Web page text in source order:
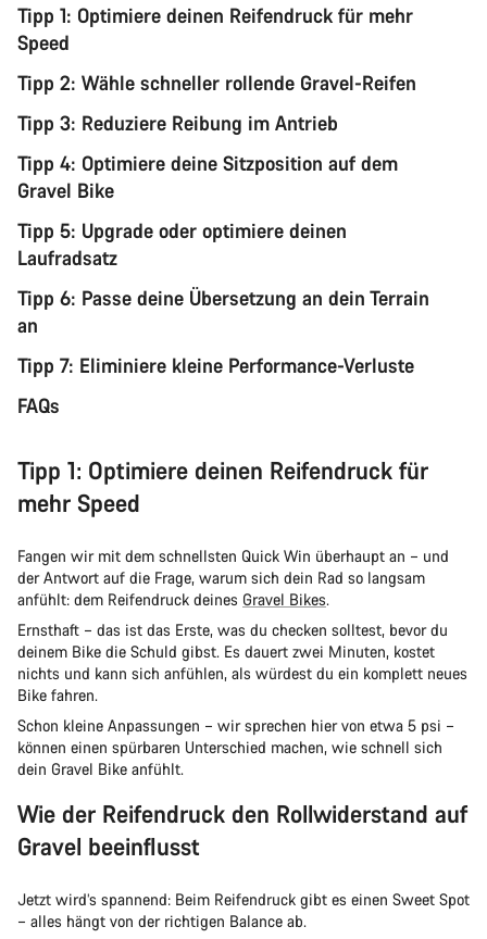
Tipp 1: Optimiere deinen Reifendruck für mehr
Speed
Tipp 2: Wähle schneller rollende Gravel-Reifen
Tipp 3: Reduziere Reibung im Antrieb
Tipp 4: Optimiere deine Sitzposition auf dem
Gravel Bike
Tipp 5: Upgrade oder optimiere deinen
Laufradsatz
Tipp 6: Passe deine Übersetzung an dein Terrain
an
Tipp 7: Eliminiere kleine Performance-Verluste
FAQs
Tipp 1: Optimiere deinen Reifendruck für
mehr Speed
Fangen wir mit dem schnellsten Quick Win überhaupt an – und
der Antwort auf die Frage, warum sich dein Rad so langsam
anfühlt: dem Reifendruck deines Gravel Bikes.
Ernsthaft – das ist das Erste, was du checken solltest, bevor du
deinem Bike die Schuld gibst. Es dauert zwei Minuten, kostet
nichts und kann sich anfühlen, als würdest du ein komplett neues
Bike fahren.
Schon kleine Anpassungen – wir sprechen hier von etwa 5 psi –
können einen spürbaren Unterschied machen, wie schnell sich
dein Gravel Bike anfühlt.
Wie der Reifendruck den Rollwiderstand auf
Gravel beeinflusst
Jetzt wird’s spannend: Beim Reifendruck gibt es einen Sweet Spot
– alles hängt von der richtigen Balance ab.